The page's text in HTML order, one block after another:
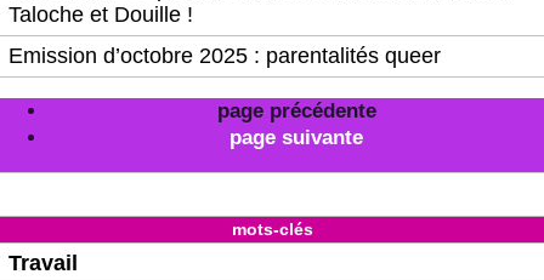
Taloche et Douille !
Emission d’octobre 2025 : parentalités queer
page précédente
page suivante
mots-clés
Travail